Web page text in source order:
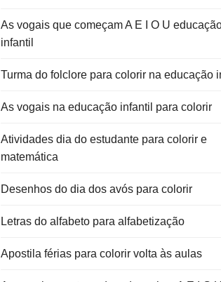
As vogais que começam A E I O U
infantil
Turma do folclore para colorir na educação
As vogais na educação infantil para colorir
Atividades dia do estudante para colorir e
matemática
Desenhos do dia dos avós para colorir
Letras do alfabeto para alfabetização
Apostila férias para colorir volta às aulas